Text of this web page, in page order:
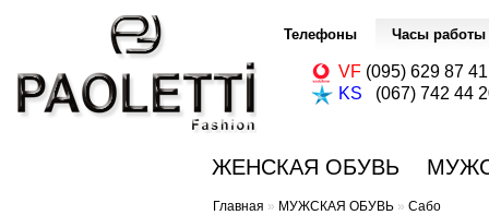
Телефоны Часы работы
VF (095) 629 87 41
KS (067) 742 44
ЖЕНСКАЯ ОБУВЬ
Главная » МУЖСКАЯ ОБУВЬ » Сабо